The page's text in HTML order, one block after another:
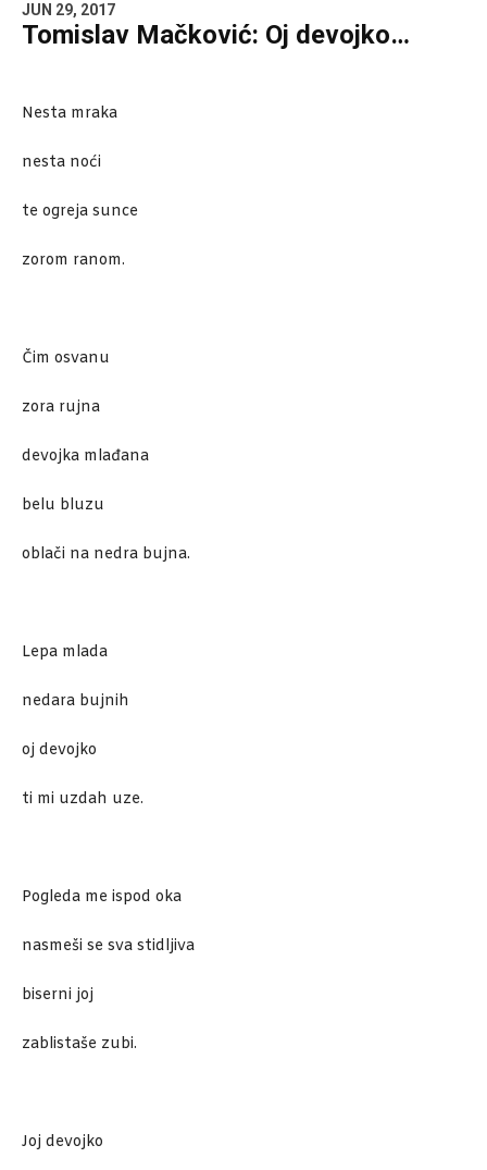
JUN 29, 2017
Tomislav Mačković: Oj devojko…
Nesta mraka
nesta noći
te ogreja sunce
zorom ranom.
Čim osvanu
zora rujna
devojka mlađana
belu bluzu
oblači na nedra bujna.
Lepa mlada
nedara bujnih
oj devojko
ti mi uzdah uze.
Pogleda me ispod oka
nasmeši se sva stidljiva
biserni joj
zablistaše zubi.
Joj devojko